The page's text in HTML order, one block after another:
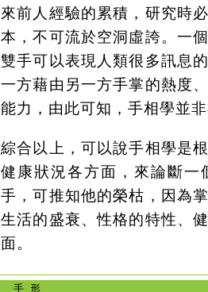
來前人經驗的累積，研究時
本，不可流於空洞虛誇。一
雙手可以表現人類很多訊息
一方藉由另一方手掌的熱度
能力，由此可知，手相學並
綜合以上，可以說手相學是
健康狀況各方面，來論斷一
手，可推知他的榮枯，因為
生活的盛衰、性格的特性、
面。
手形